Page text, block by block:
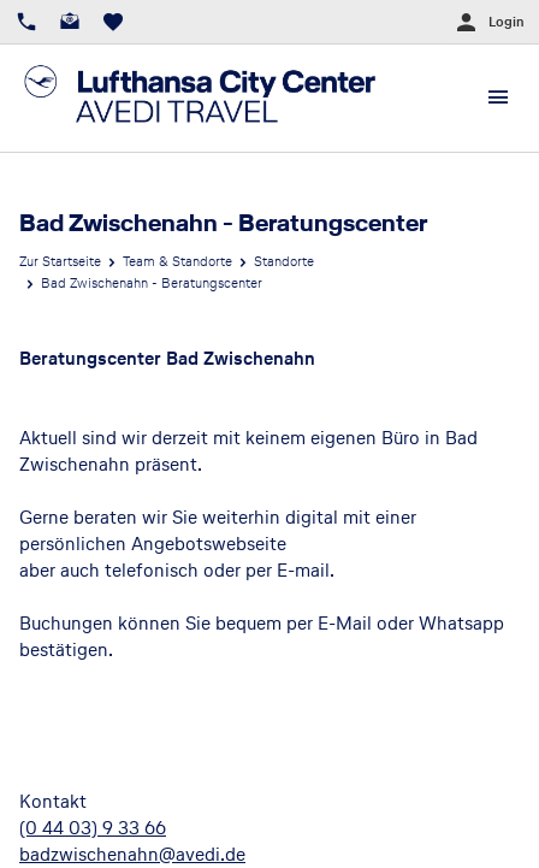
Login
Bad Zwischenahn - Beratungscenter
Zur Startseite Team & Standorte
Standorte
Bad Zwischenahn - Beratungscenter
Beratungscenter Bad Zwischenahn
Aktuell sind wir derzeit mit keinem eigenen Büro in Bad
Zwischenahn präsent.
Gerne beraten wir Sie weiterhin digital mit einer
persönlichen Angebotswebseite
aber auch telefonisch oder per E-mail.
Buchungen können Sie bequem per E-Mail oder Whatsapp
bestätigen.
Kontakt
(0 44 03) 9 33 66
badzwischenahn@avedi.de